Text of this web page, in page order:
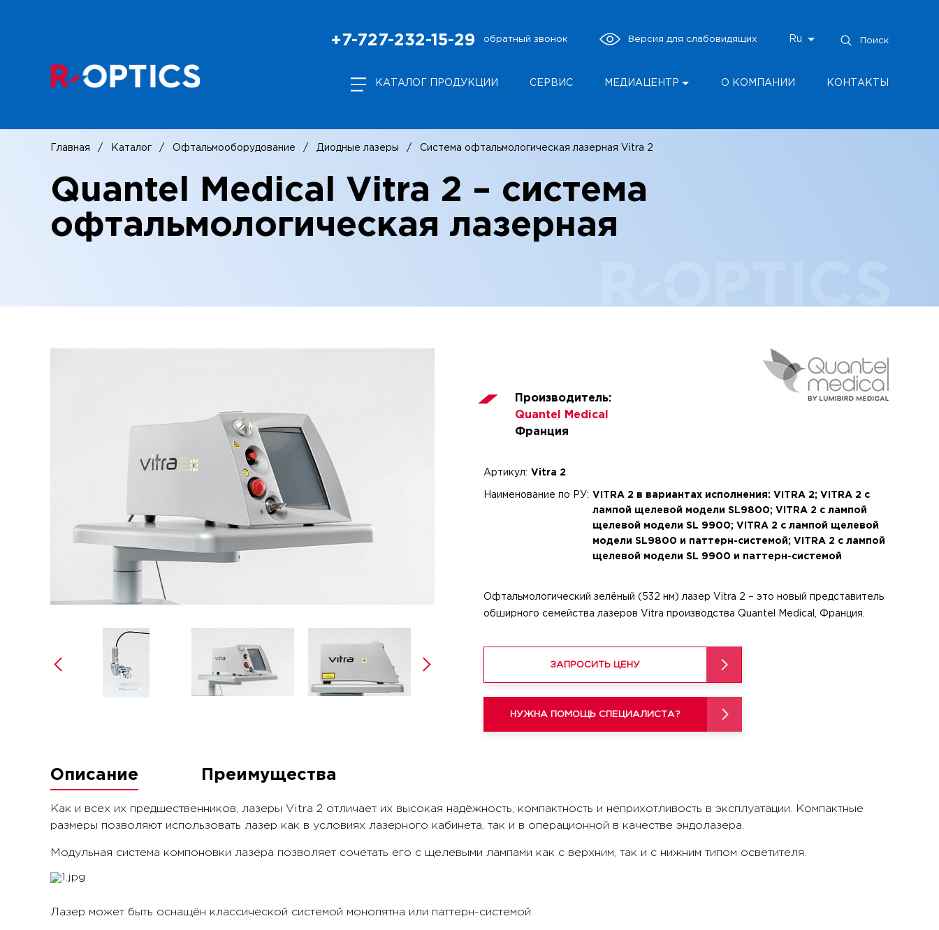
+7-727-232-15-29 обратный звонок Версия для слабовидящих Ru Поиск
КАТАЛОГ ПРОДУКЦИИ СЕРВИС МЕДИАЦЕНТР О КОМПАНИИ КОНТАКТЫ
Главная Каталог Офтальмооборудование Диодные лазеры Система офтальмологическая лазерная Vitra 2
Quantel Medical Vitra 2 – система
офтальмологическая лазерная
Производитель:
Quantel Medical
Франция
Артикул: Vitra 2
Наименование по РУ: VITRA 2 в вариантах исполнения: VITRA 2; VITRA 2 с
лампой щелевой модели SL9800; VITRA 2 с лампой
щелевой модели SL 9900; VITRA 2 с лампой щелевой
модели SL9800 и паттерн-системой; VITRA 2 с лампой
щелевой модели SL 9900 и паттерн-системой
Офтальмологический зелёный (532 нм) лазер Vitra 2 – это новый представитель
обширного семейства лазеров Vitra производства Quantel Medical, Франция.
ЗАПРОСИТЬ ЦЕНУ
НУЖНА ПОМОЩЬ СПЕЦИАЛИСТА?
Описание Преимущества
Как и всех их предшественников, лазеры Vitra 2 отличает их высокая надёжность, компактность и неприхотливость в эксплуатации. Компактные
размеры позволяют использовать лазер как в условиях лазерного кабинета, так и в операционной в качестве эндолазера.
Модульная система компоновки лазера позволяет сочетать его с щелевыми лампами как с верхним, так и с нижним типом осветителя.
Лазер может быть оснащён классической системой монопятна или паттерн-системой.